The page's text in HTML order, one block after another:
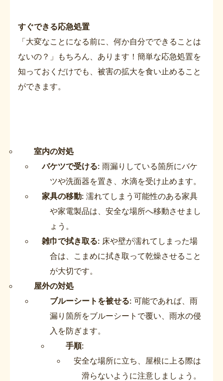
すぐできる応急処置
「大変なことになる前に、何か自分でできることは
ないの？」もちろん、あります！簡単な応急処置を
知っておくだけでも、被害の拡大を食い止めること
ができます。
室内の対処
バケツで受ける: 雨漏りしている箇所にバケ
ツや洗面器を置き、水滴を受け止めます。
家具の移動: 濡れてしまう可能性のある家具
や家電製品は、安全な場所へ移動させまし
ょう。
雑巾で拭き取る: 床や壁が濡れてしまった場
合は、こまめに拭き取って乾燥させること
が大切です。
屋外の対処
ブルーシートを被せる: 可能であれば、雨
漏り箇所をブルーシートで覆い、雨水の侵
入を防ぎます。
手順:
安全な場所に立ち、屋根に上る際は
滑らないように注意しましょう。